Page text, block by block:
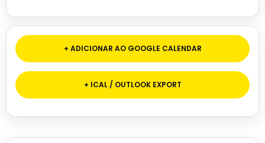
+ ADICIONAR AO GOOGLE CALENDAR
+ ICAL / OUTLOOK EXPORT